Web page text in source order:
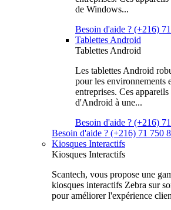
de Windows...
Besoin d'aide ? (+216)
Tablettes Android
Tablettes Android
Les tablettes Android
pour les environnements
entreprises. Ces
d'Android à une...
Besoin d'aide ? (+216)
Besoin d'aide ? (+216) 71 750
Kiosques Interactifs
Kiosques Interactifs
Scantech, vous propose une
kiosques interactifs Zebra sur
pour améliorer l'expérience